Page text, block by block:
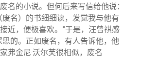
名的小说。但何后来写信给他说：
废名）的书细细读，发觉我与他有
近，便极喜欢。”于是，汪曾祺感
思的。正如废名，有人告诉他，他
弗金尼·沃尔芙很相似，废名